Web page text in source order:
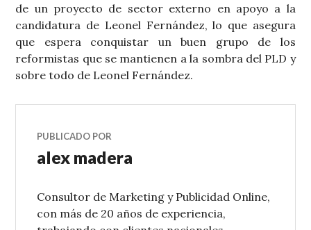
de un proyecto de sector externo en apoyo a la
candidatura de Leonel Fernández, lo que asegura
que espera conquistar un buen grupo de los
reformistas que se mantienen a la sombra del PLD y
sobre todo de Leonel Fernández.
PUBLICADO POR
alex madera
Consultor de Marketing y Publicidad Online,
con más de 20 años de experiencia,